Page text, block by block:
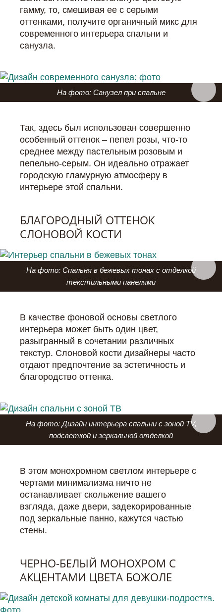
гамму, то, смешивая ее с серыми
оттенками, получите органичный микс для
современного интерьера спальни и
санузла.
На фото: Санузел при спальне
Так, здесь был использован совершенно
особенный оттенок – пепел розы, что-то
среднее между пастельным розовым и
пепельно-серым. Он идеально отражает
городскую гламурную атмосферу в
интерьере этой спальни.
БЛАГОРОДНЫЙ ОТТЕНОК
СЛОНОВОЙ КОСТИ
На фото: Спальня в бежевых тонах с отделкой
текстильными панелями
В качестве фоновой основы светлого
интерьера может быть один цвет,
разыгранный в сочетании различных
текстур. Слоновой кости дизайнеры часто
отдают предпочтение за эстетичность и
благородство оттенка.
На фото: Дизайн интерьера спальни с зоной TV,
подсветкой и зеркальной отделкой
В этом монохромном светлом интерьере с
чертами минимализма ничто не
останавливает скольжение вашего
взгляда, даже двери, задекорированные
под зеркальные панно, кажутся частью
стены.
ЧЕРНО-БЕЛЫЙ МОНОХРОМ С
АКЦЕНТАМИ ЦВЕТА БОЖОЛЕ